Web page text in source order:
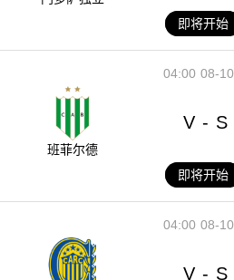
即将开始
08-10
04:00
班菲尔德
V - S
即将开始
08-10
04:00
V - S